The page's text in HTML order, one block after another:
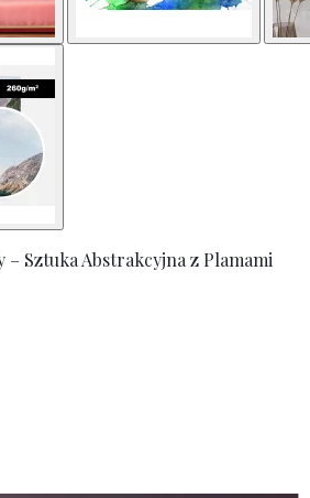
Sztuka Abstrakcyjna z Plamami